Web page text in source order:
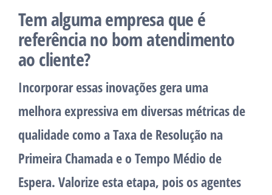
Tem alguma empresa que é
referência no bom atendimento
ao cliente?
Incorporar essas inovações gera uma
melhora expressiva em diversas métricas de
qualidade como a Taxa de Resolução na
Primeira Chamada e o Tempo Médio de
Espera. Valorize esta etapa, pois os agentes